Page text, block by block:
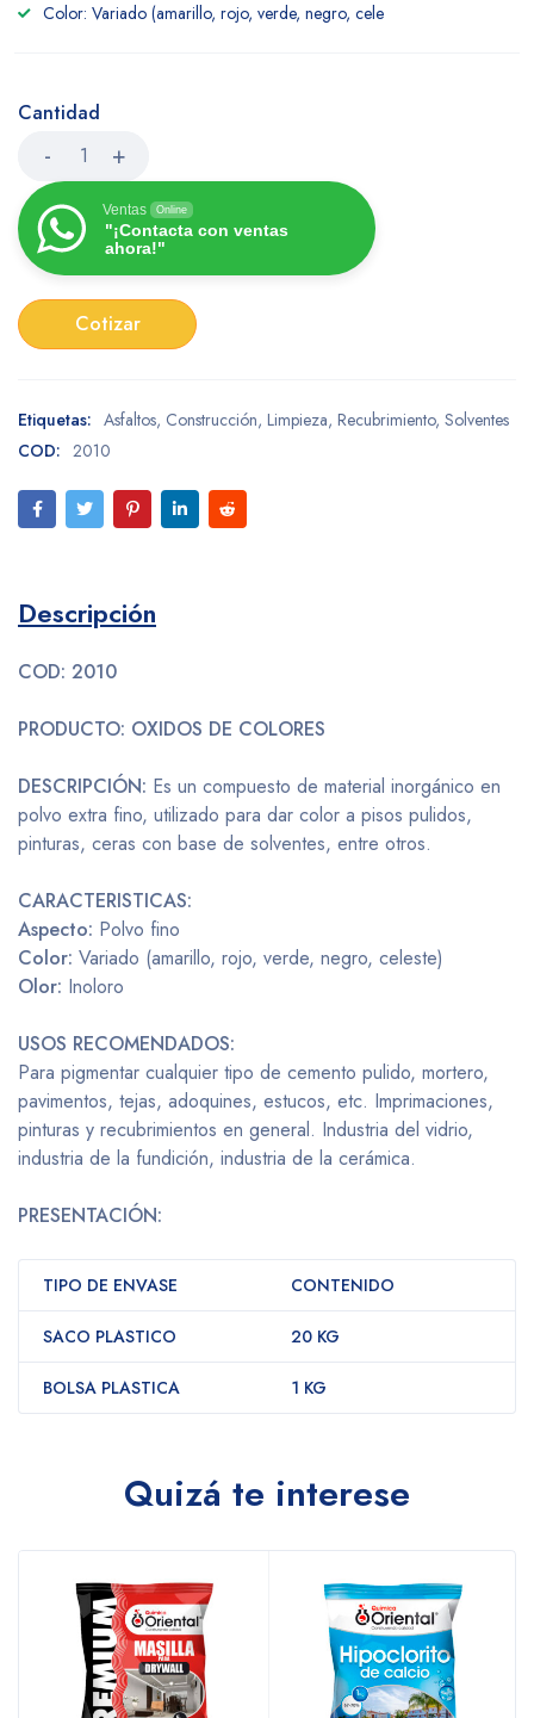
Color: Variado (amarillo, rojo, verde, negro, cele
Cantidad
Ventas Online
"¡Contacta con ventas
ahora!"
Cotizar
Etiquetas: Asfaltos, Construcción, Limpieza, Recubrimiento, Solventes
COD: 2010
Descripción
COD: 2010
PRODUCTO: OXIDOS DE COLORES
DESCRIPCIÓN: Es un compuesto de material inorgánico en
polvo extra fino, utilizado para dar color a pisos pulidos,
pinturas, ceras con base de solventes, entre otros.
CARACTERISTICAS:
Aspecto: Polvo fino
Color: Variado (amarillo, rojo, verde, negro, celeste)
Olor: Inoloro
USOS RECOMENDADOS:
Para pigmentar cualquier tipo de cemento pulido, mortero,
pavimentos, tejas, adoquines, estucos, etc. Imprimaciones,
pinturas y recubrimientos en general. Industria del vidrio,
industria de la fundición, industria de la cerámica.
PRESENTACIÓN:
TIPO DE ENVASE CONTENIDO
SACO PLASTICO 20 KG
BOLSA PLASTICA 1 KG
Quizá te interese